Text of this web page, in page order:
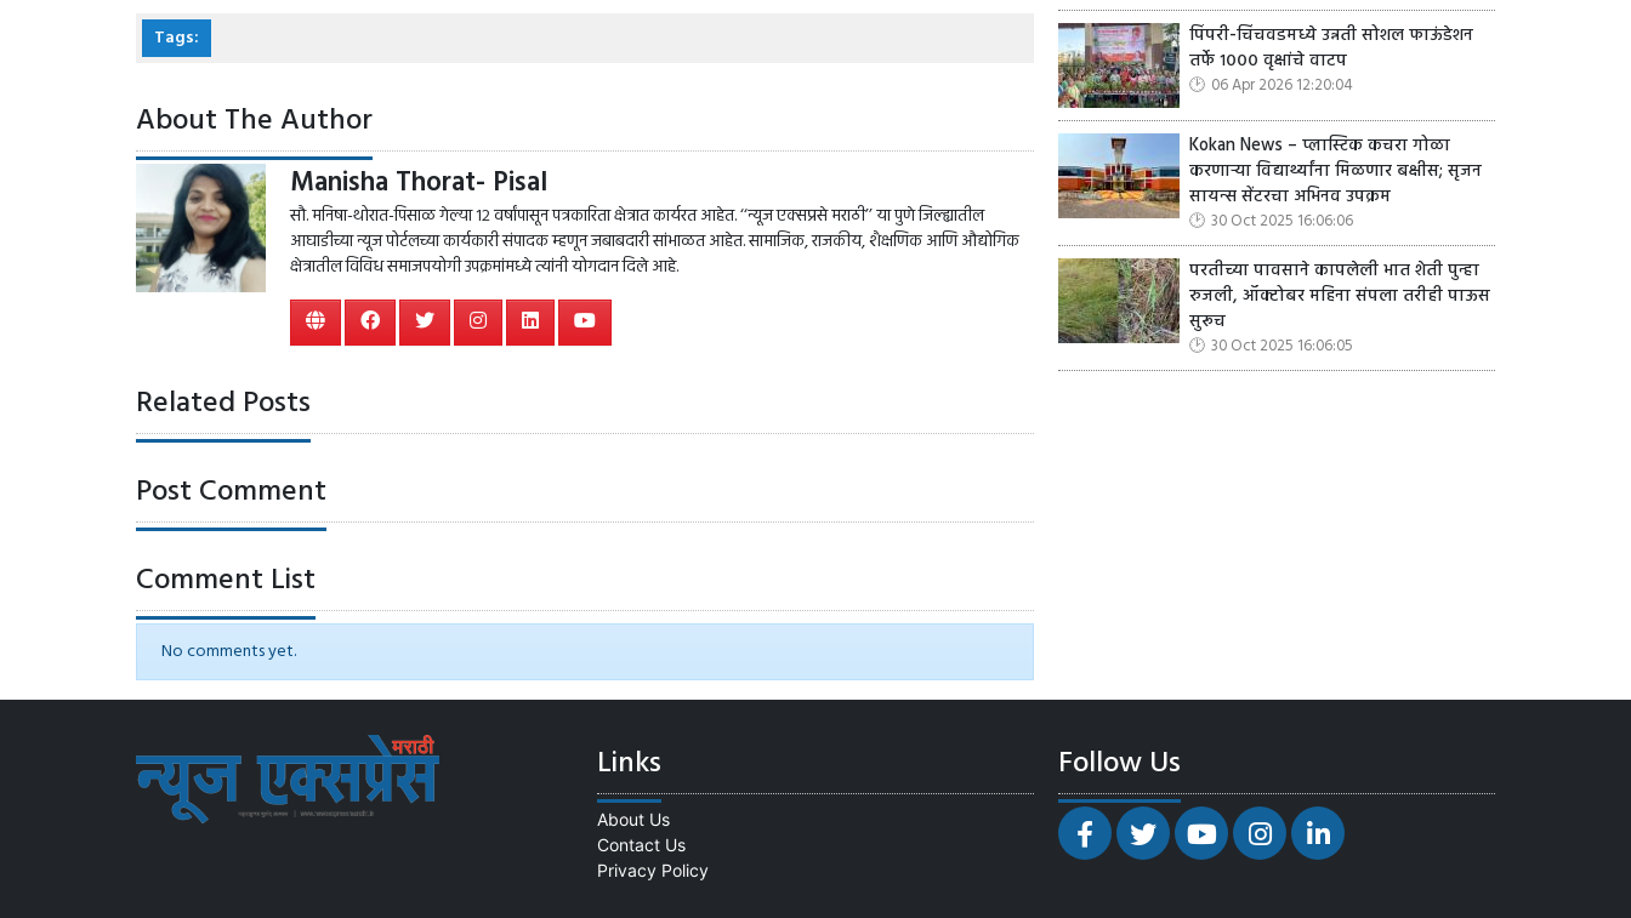
Tags:
About The Author
Manisha Thorat- Pisal
सौ. मनिषा-थोरात-पिसाळ गेल्या १२ वर्षांपासून पत्रकारिता क्षेत्रात कार्यरत आहेत. ‘‘न्यूज एक्सप्रसे मराठी’’ या पुणे जिल्ह्यातील
आघाडीच्या न्यूज पोर्टलच्या कार्यकारी संपादक म्हणून जबाबदारी सांभाळत आहेत. सामाजिक, राजकीय, शैक्षणिक आणि औद्योगिक
क्षेत्रातील विविध समाजपयोगी उपक्रमांमध्ये त्यांनी योगदान दिले आहे.
Related Posts
Post Comment
Comment List
No comments yet.
पिंपरी-चिंचवडमध्ये उन्नती सोशल फाऊंडेशन
तर्फे १००० वृक्षांचे वाटप
06 Apr 2026 12:20:04
Kokan News – प्लास्टिक कचरा गोळा
करणाऱ्या विद्यार्थ्यांना मिळणार बक्षीस; सृजन
सायन्स सेंटरचा अभिनव उपक्रम
30 Oct 2025 16:06:06
परतीच्या पावसाने कापलेली भात शेती पुन्हा
रुजली, ऑक्टोबर महिना संपला तरीही पाऊस
सुरूच
30 Oct 2025 16:06:05
Links
About Us
Contact Us
Privacy Policy
Follow Us